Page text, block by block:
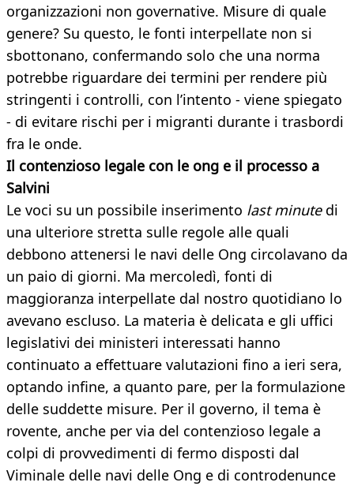
organizzazioni non governative. Misure di quale
genere? Su questo, le fonti interpellate non si
sbottonano, confermando solo che una norma
potrebbe riguardare dei termini per rendere più
stringenti i controlli, con l’intento - viene spiegato
- di evitare rischi per i migranti durante i trasbordi
fra le onde.
Il contenzioso legale con le ong e il processo a
Salvini
Le voci su un possibile inserimento last minutedi
una ulteriore stretta sulle regole alle quali
debbono attenersi le navi delle Ong circolavano da
un paio di giorni. Ma mercoledì, fonti di
maggioranza interpellate dal nostro quotidiano lo
avevano escluso. La materia è delicata e gli uffici
legislativi dei ministeri interessati hanno
continuato a effettuare valutazioni fino a ieri sera,
optando infine, a quanto pare, per la formulazione
delle suddette misure. Per il governo, il tema è
rovente, anche per via del contenzioso legale a
colpi di provvedimenti di fermo disposti dal
Viminale delle navi delle Ong e di controdenunce